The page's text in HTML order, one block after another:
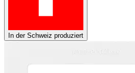
In der Schweiz produziert